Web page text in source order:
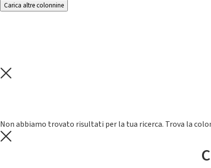
Carica altre colonnine
Non abbiamo trovato risultati per la tua ricerca. Trova la